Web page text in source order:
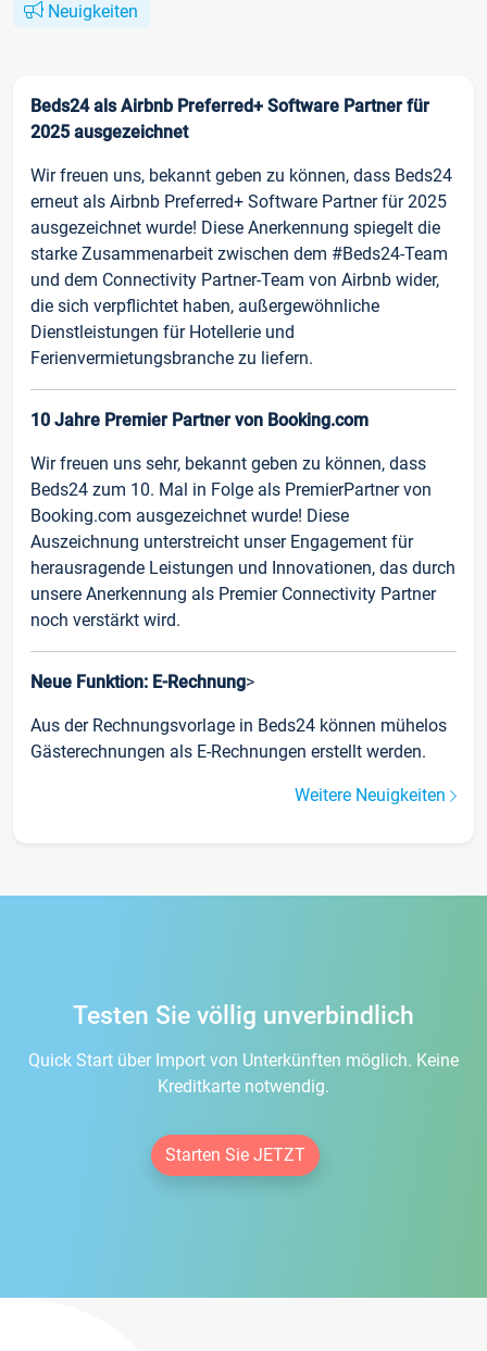
Neuigkeiten
Beds24 als Airbnb Preferred+ Software Partner für
2025 ausgezeichnet
Wir freuen uns, bekannt geben zu können, dass Beds24
erneut als Airbnb Preferred+ Software Partner für 2025
ausgezeichnet wurde! Diese Anerkennung spiegelt die
starke Zusammenarbeit zwischen dem #Beds24-Team
und dem Connectivity Partner-Team von Airbnb wider,
die sich verpflichtet haben, außergewöhnliche
Dienstleistungen für Hotellerie und
Ferienvermietungsbranche zu liefern.
10 Jahre Premier Partner von Booking.com
Wir freuen uns sehr, bekannt geben zu können, dass
Beds24 zum 10. Mal in Folge als PremierPartner von
Booking.com ausgezeichnet wurde! Diese
Auszeichnung unterstreicht unser Engagement für
herausragende Leistungen und Innovationen, das durch
unsere Anerkennung als Premier Connectivity Partner
noch verstärkt wird.
Neue Funktion: E-Rechnung>
Aus der Rechnungsvorlage in Beds24 können mühelos
Gästerechnungen als E-Rechnungen erstellt werden.
Weitere Neuigkeiten
Testen Sie völlig unverbindlich
Quick Start über Import von Unterkünften möglich. Keine
Kreditkarte notwendig.
Starten Sie JETZT